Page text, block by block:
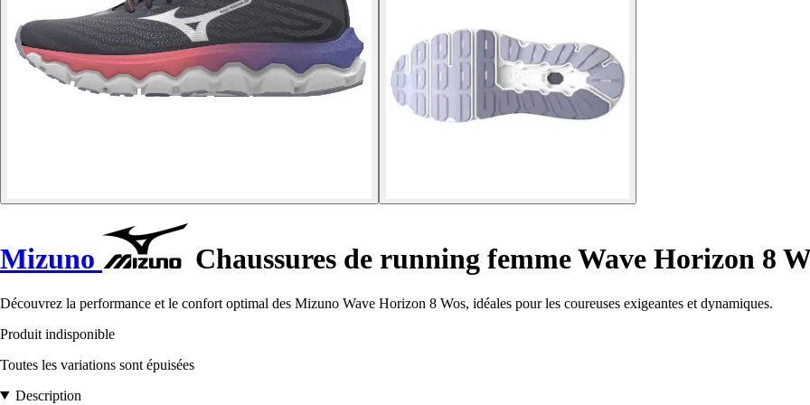
Mizuno Chaussures de running femme Wave Horizon 8
Découvrez la performance et le confort optimal des Mizuno Wave Horizon 8 Wos, idéales pour les coureuses exigeantes et dynamiques.
Produit indisponible
Toutes les variations sont épuisées
Description